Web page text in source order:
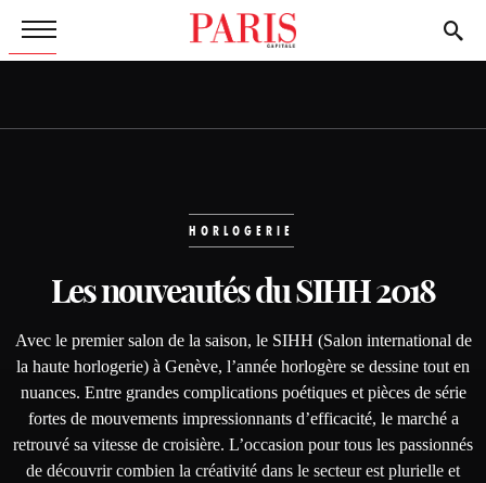
HORLOGERIE
Les nouveautés duSIHH 2018
Avec le premier salon de la saison, le SIHH (Salon international de
la haute horlogerie) à Genève, l’année horlogère se dessine tout en
nuances. Entre grandes complications poétiques et pièces de série
fortes de mouvements impressionnants d’efficacité, le marché a
retrouvé sa vitesse de croisière. L’occasion pour tous les passionnés
de découvrir combien la créativité dans le secteur est plurielle et